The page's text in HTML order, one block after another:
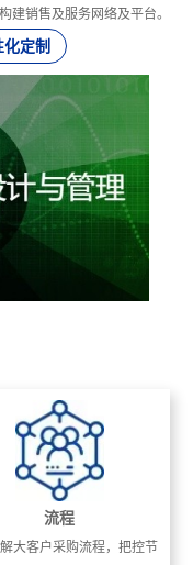
建销售及服务网络及平台。
定制
流程
大客户采购流程，把控节